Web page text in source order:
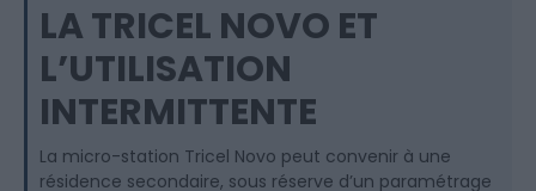
LA TRICEL NOVO ET
L’UTILISATION
INTERMITTENTE
La micro-station Tricel Novo peut convenir à une
résidence secondaire, sous réserve d’un paramétrage